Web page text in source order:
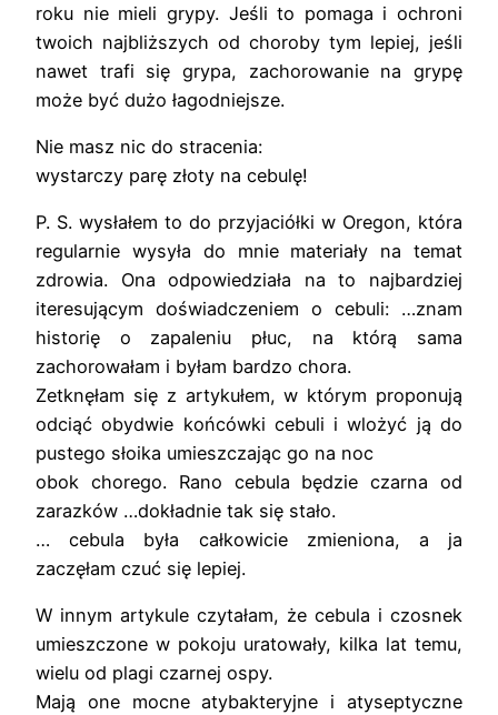
roku nie mieli grypy. Jeśli to pomaga i ochroni
twoich najbliższych od choroby tym lepiej, jeśli
nawet trafi się grypa, zachorowanie na grypę
może być dużo łagodniejsze.
Nie masz nic do stracenia:
wystarczy parę złoty na cebulę!
P. S. wysłałem to do przyjaciółki w Oregon, która
regularnie wysyła do mnie materiały na temat
zdrowia. Ona odpowiedziała na to najbardziej
iteresującym doświadczeniem o cebuli: …znam
historię o zapaleniu płuc, na którą sama
zachorowałam i byłam bardzo chora.
Zetknęłam się z artykułem, w którym proponują
odciąć obydwie końcówki cebuli i wlożyć ją do
pustego słoika umieszczając go na noc
obok chorego. Rano cebula będzie czarna od
zarazków …dokładnie tak się stało.
… cebula była całkowicie zmieniona, a ja
zaczęłam czuć się lepiej.
W innym artykule czytałam, że cebula i czosnek
umieszczone w pokoju uratowały, kilka lat temu,
wielu od plagi czarnej ospy.
Mają one mocne atybakteryjne i atyseptyczne